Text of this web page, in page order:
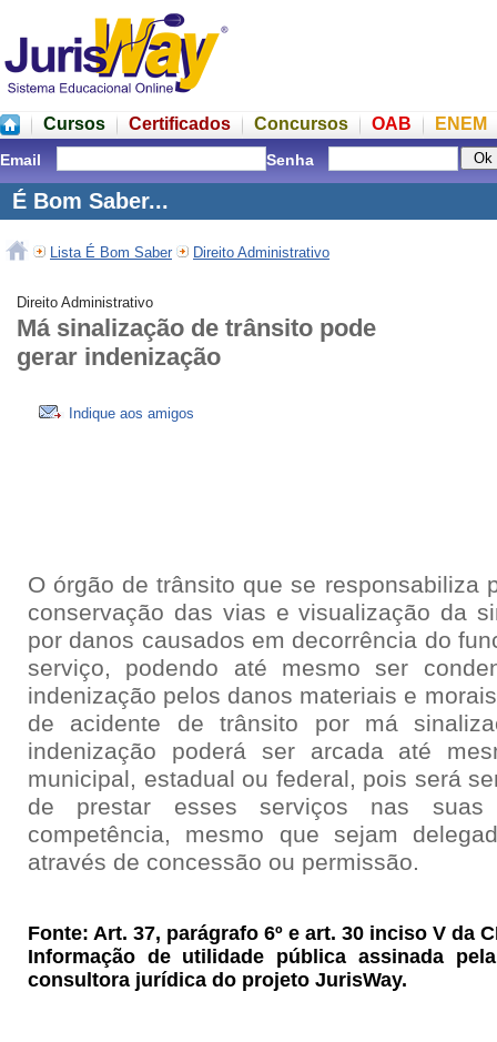
Cursos Certificados Concursos OAB ENEM
Email Senha
É Bom Saber...
Lista É Bom Saber Direito Administrativo
Direito Administrativo
Má sinalização de trânsito pode
gerar indenização
Indique aos amigos
O órgão de trânsito que se responsabiliza
conservação das vias e visualização da
por danos causados em decorrência do
serviço, podendo até mesmo ser
indenização pelos danos materiais e
de acidente de trânsito por má
indenização poderá ser arcada até
municipal, estadual ou federal, pois será
de prestar esses serviços nas suas
competência, mesmo que sejam
através de concessão ou permissão.
Fonte: Art. 37, parágrafo 6º e art. 30 inciso V da
Informação de utilidade pública assinada
consultora jurídica do projeto JurisWay.